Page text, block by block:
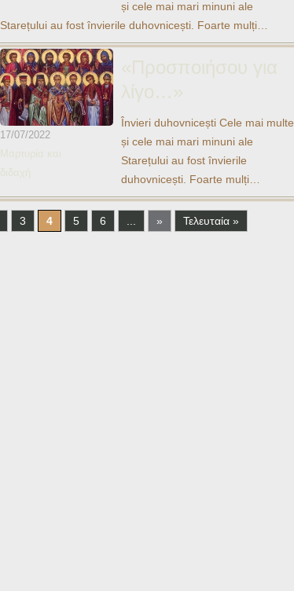
și cele mai mari minuni ale
Starețului au fost învierile duhovnicești. Foarte mulți…
17/07/2022
Μαρτυρία και
διδαχή
«Προσποιήσου για
λίγο…»
Învieri duhovnicești Cele mai multe
și cele mai mari minuni ale
Starețului au fost învierile
duhovnicești. Foarte mulți…
3 4 5 6 » Τελευταία »